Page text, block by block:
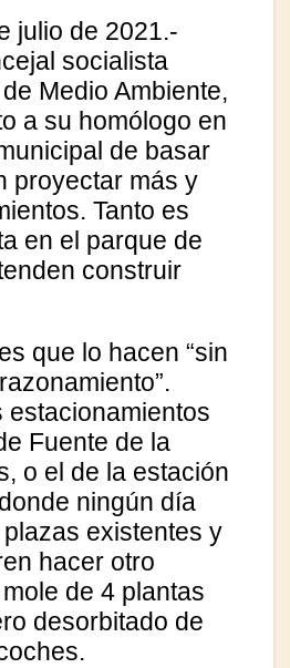
julio de 2021.-
socialista
Medio Ambiente,
a su homólogo en
de basar
proyectar más y
Tanto es
en el parque de
construir
que lo hacen “sin
estacionamientos
Fuente de la
o el de la estación
ningún día
existentes y
hacer otro
de 4 plantas
desorbitado de